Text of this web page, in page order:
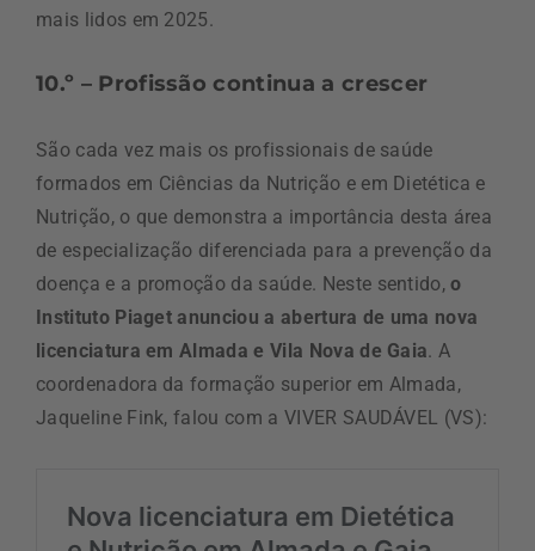
mais lidos em 2025.
10.º – Profissão continua a crescer
São cada vez mais os profissionais de saúde
formados em Ciências da Nutrição e em Dietética e
Nutrição, o que demonstra a importância desta área
de especialização diferenciada para a prevenção da
doença e a promoção da saúde. Neste sentido,o
Instituto Piaget anunciou a abertura de uma nova
licenciatura em Almada e Vila Nova de Gaia. A
coordenadora da formação superior em Almada,
Jaqueline Fink, falou com a VIVER SAUDÁVEL (VS):